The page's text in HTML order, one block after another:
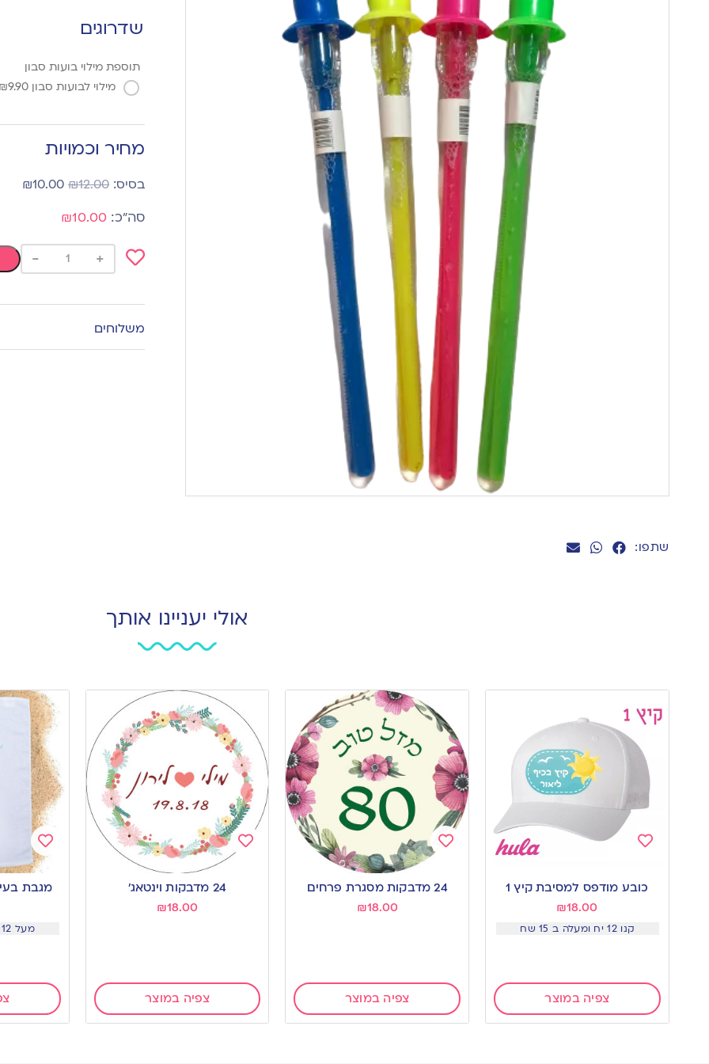
שתפו:
שדרוגים
תוספת מילוי בועות סבון
מילוי לבועות סבון9.90
מחיר וכמויות
₪12.00
₪10.00
₪10.00
to
wishlist
+
-
משלוחים
אולי יעניינו אותך
to
wishlist
כובע מודפס למסיבת קיץ 1
₪18.00
קנו 12 יח ומעלה ב 15 שח
צפיה במוצר
to
wishlist
24 מדבקות מסגרת פרחים
₪18.00
צפיה במוצר
wishlist
24 מדבקות וינטאג׳
₪18.00
צפיה במוצר
Add
to
wishlist
מגבת
מעל 12 מגבות מחיר 25.5